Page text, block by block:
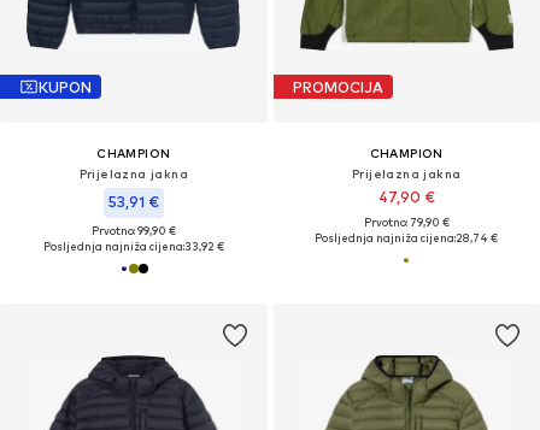
KUPON
CHAMPION
Prijelazna jakna
53,91 €
Prvotno: 99,90 €
Posljednja najniža cijena:33,92 €
PROMOCIJA
CHAMPION
Prijelazna jakna
47,90 €
Prvotno: 79,90 €
Posljednja najniža cijena:28,74 €